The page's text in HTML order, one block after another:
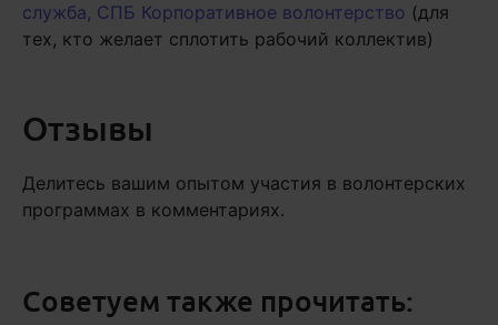
служба, СПБ Корпоративное волонтерство (для
тех, кто желает сплотить рабочий коллектив)
Отзывы
Делитесь вашим опытом участия в волонтерских
программах в комментариях.
Советуем также прочитать: